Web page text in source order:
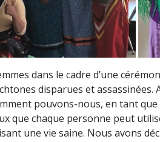
dans le cadre d’une
disparues et
pouvons-nous, en tant
que chaque personne peut
une vie saine. Nous avons